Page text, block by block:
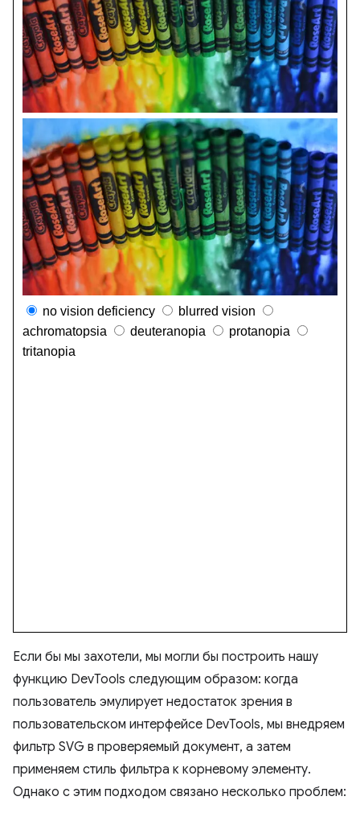
Если бы мы захотели, мы могли бы построить нашу
функцию DevTools следующим образом: когда
пользователь эмулирует недостаток зрения в
пользовательском интерфейсе DevTools, мы внедряем
фильтр SVG в проверяемый документ, а затем
применяем стиль фильтра к корневому элементу.
Однако с этим подходом связано несколько проблем: